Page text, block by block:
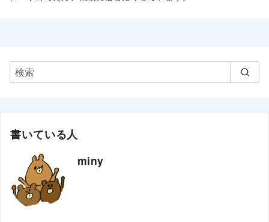
書いている人
miny